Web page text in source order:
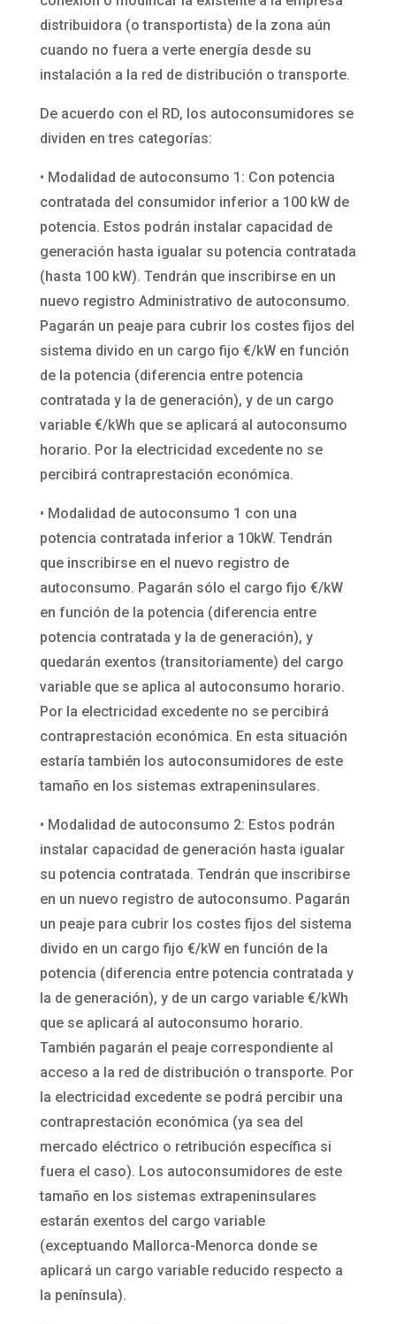
distribuidora (o transportista) de la zona aún
cuando no fuera a verte energía desde su
instalación a la red de distribución o transporte.
De acuerdo con el RD, los autoconsumidores se
dividen en tres categorías:
• Modalidad de autoconsumo 1: Con potencia
contratada del consumidor inferior a 100 kW de
potencia. Estos podrán instalar capacidad de
generación hasta igualar su potencia contratada
(hasta 100 kW). Tendrán que inscribirse en un
nuevo registro Administrativo de autoconsumo.
Pagarán un peaje para cubrir los costes fijos del
sistema divido en un cargo fijo €/kW en función
de la potencia (diferencia entre potencia
contratada y la de generación), y de un cargo
variable €/kWh que se aplicará al autoconsumo
horario. Por la electricidad excedente no se
percibirá contraprestación económica.
• Modalidad de autoconsumo 1 con una
potencia contratada inferior a 10kW. Tendrán
que inscribirse en el nuevo registro de
autoconsumo. Pagarán sólo el cargo fijo €/kW
en función de la potencia (diferencia entre
potencia contratada y la de generación), y
quedarán exentos (transitoriamente) del cargo
variable que se aplica al autoconsumo horario.
Por la electricidad excedente no se percibirá
contraprestación económica. En esta situación
estaría también los autoconsumidores de este
tamaño en los sistemas extrapeninsulares.
• Modalidad de autoconsumo 2: Estos podrán
instalar capacidad de generación hasta igualar
su potencia contratada. Tendrán que inscribirse
en un nuevo registro de autoconsumo. Pagarán
un peaje para cubrir los costes fijos del sistema
divido en un cargo fijo €/kW en función de la
potencia (diferencia entre potencia contratada y
la de generación), y de un cargo variable €/kWh
que se aplicará al autoconsumo horario.
También pagarán el peaje correspondiente al
acceso a la red de distribución o transporte. Por
la electricidad excedente se podrá percibir una
contraprestación económica (ya sea del
mercado eléctrico o retribución específica si
fuera el caso). Los autoconsumidores de este
tamaño en los sistemas extrapeninsulares
estarán exentos del cargo variable
(exceptuando Mallorca-Menorca donde se
aplicará un cargo variable reducido respecto a
la península).